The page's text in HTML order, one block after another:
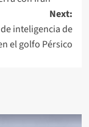
Next:
inteligencia de
el golfo Pérsico